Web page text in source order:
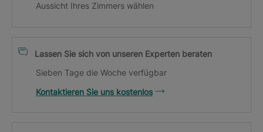
Aussicht Ihres Zimmers wählen
Lassen Sie sich von unseren Experten beraten
Sieben Tage die Woche verfügbar
Kontaktieren Sie uns kostenlos